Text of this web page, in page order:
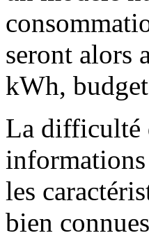
seront alors
kWh,
La difficulté
les
bien